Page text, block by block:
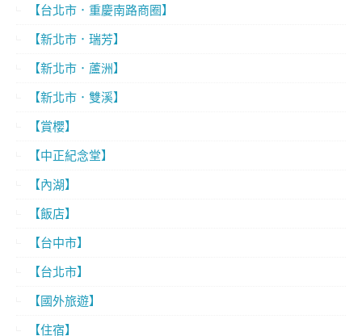
【台北市．重慶南路商圈】
【新北市．瑞芳】
【新北市．蘆洲】
【新北市．雙溪】
【賞櫻】
【中正紀念堂】
【內湖】
【飯店】
【台中市】
【台北市】
【國外旅遊】
【住宿】